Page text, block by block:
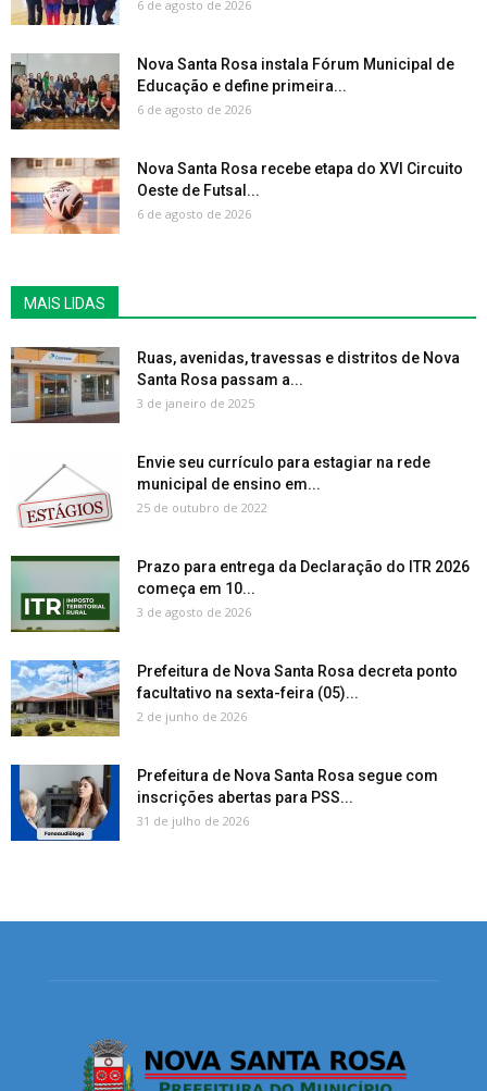
6 de agosto de 2026
Nova Santa Rosa instala Fórum Municipal de
Educação e define primeira...
6 de agosto de 2026
Nova Santa Rosa recebe etapa do XVI Circuito
Oeste de Futsal...
6 de agosto de 2026
MAIS LIDAS
Ruas, avenidas, travessas e distritos de Nova
Santa Rosa passam a...
3 de janeiro de 2025
Envie seu currículo para estagiar na rede
municipal de ensino em...
25 de outubro de 2022
Prazo para entrega da Declaração do ITR 2026
começa em 10...
3 de agosto de 2026
Prefeitura de Nova Santa Rosa decreta ponto
facultativo na sexta-feira (05)...
2 de junho de 2026
Prefeitura de Nova Santa Rosa segue com
inscrições abertas para PSS...
31 de julho de 2026